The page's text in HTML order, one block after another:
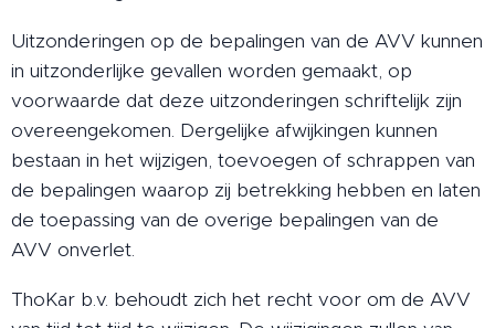
Uitzonderingen op de bepalingen van de AVV kunnen
in uitzonderlijke gevallen worden gemaakt, op
voorwaarde dat deze uitzonderingen schriftelijk zijn
overeengekomen. Dergelijke afwijkingen kunnen
bestaan in het wijzigen, toevoegen of schrappen van
de bepalingen waarop zij betrekking hebben en laten
de toepassing van de overige bepalingen van de
AVV onverlet.
ThoKar b.v. behoudt zich het recht voor om de AVV